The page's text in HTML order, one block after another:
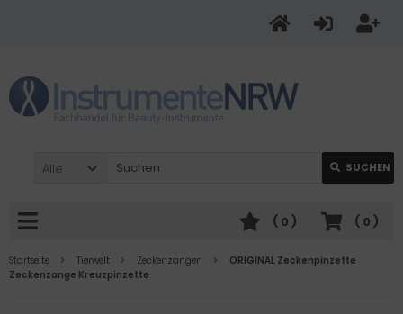
Alle SUCHEN
( 0 )
( 0 )
Startseite Tierwelt Zeckenzangen
ORIGINAL Zeckenpinzette
Zeckenzange Kreuzpinzette